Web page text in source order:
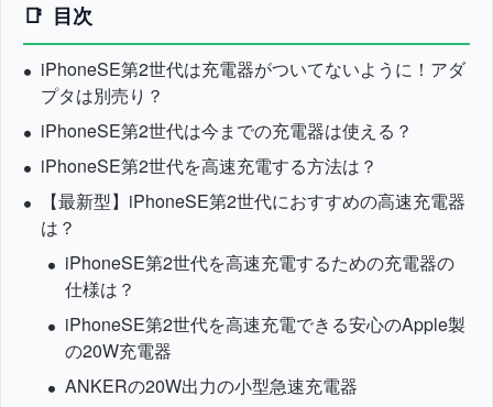
目次
iPhoneSE第2世代は充電器がついてないように！アダ
プタは別売り？
iPhoneSE第2世代は今までの充電器は使える？
iPhoneSE第2世代を高速充電する方法は？
【最新型】iPhoneSE第2世代におすすめの高速充電器
は？
iPhoneSE第2世代を高速充電するための充電器の
仕様は？
iPhoneSE第2世代を高速充電できる安心のApple製
の20W充電器
ANKERの20W出力の小型急速充電器